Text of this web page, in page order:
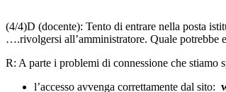
(4/4)D (docente): Tento di entrare nella posta
….rivolgersi all’amministratore. Quale potrebbe
R: A parte i problemi di connessione che stiamo
l’accesso avvenga correttamente dal sito: